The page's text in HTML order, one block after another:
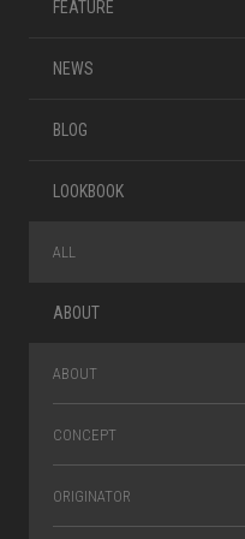
FEATURE
NEWS
BLOG
LOOKBOOK
ALL
ABOUT
ABOUT
CONCEPT
ORIGINATOR